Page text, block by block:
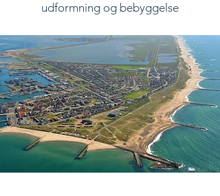
udformning og bebyggelse